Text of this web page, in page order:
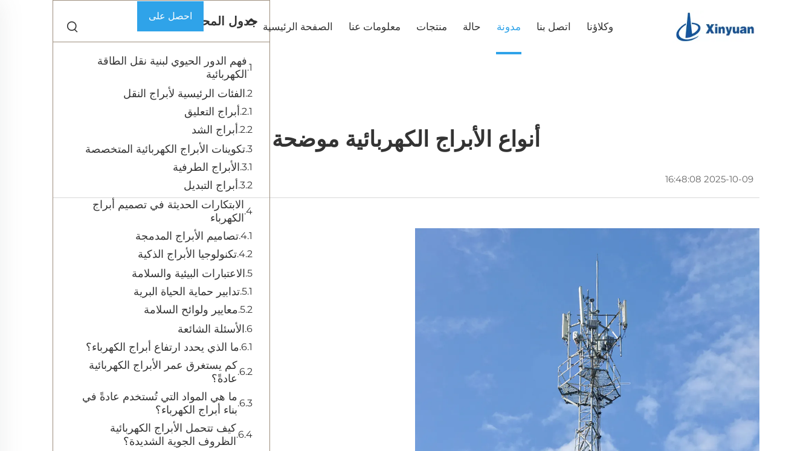
الصفحة الرئيسية معلومات عنا منتجات حالة مدونة اتصل بنا وكلاؤنا
احصل على
عرض سعر
أنواع الأبراج الكهربائية موضحة
2025-10-09 16:48:08
جدول المحتويات
فهم الدور الحيوي لبنية نقل الطاقة
الكهربائية
الفئات الرئيسية لأبراج النقل
أبراج التعليق
أبراج الشد
تكوينات الأبراج الكهربائية المتخصصة
الأبراج الطرفية
أبراج التبديل
الابتكارات الحديثة في تصميم أبراج
الكهرباء
تصاميم الأبراج المدمجة
تكنولوجيا الأبراج الذكية
الاعتبارات البيئية والسلامة
تدابير حماية الحياة البرية
معايير ولوائح السلامة
الأسئلة الشائعة
ما الذي يحدد ارتفاع أبراج الكهرباء؟
كم يستغرق عمر الأبراج الكهربائية
عادةً؟
ما هي المواد التي تُستخدم عادةً في
بناء أبراج الكهرباء؟
كيف تتحمل الأبراج الكهربائية
الظروف الجوية الشديدة؟